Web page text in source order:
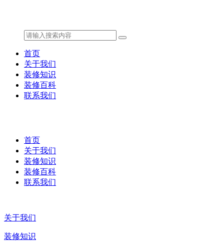
首页
关于我们
装修知识
装修百科
联系我们
首页
关于我们
装修知识
装修百科
联系我们
关于我们
装修知识